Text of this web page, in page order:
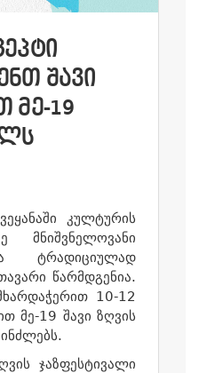
ᲨᲐᲕᲘ
ᲛᲔ-19
კულტურის
მნიშვნელოვანი
ტრადიციულად
წარმდგენია.
10-12
მე-19 შავი ზღვის
ჯაზფესტივალი